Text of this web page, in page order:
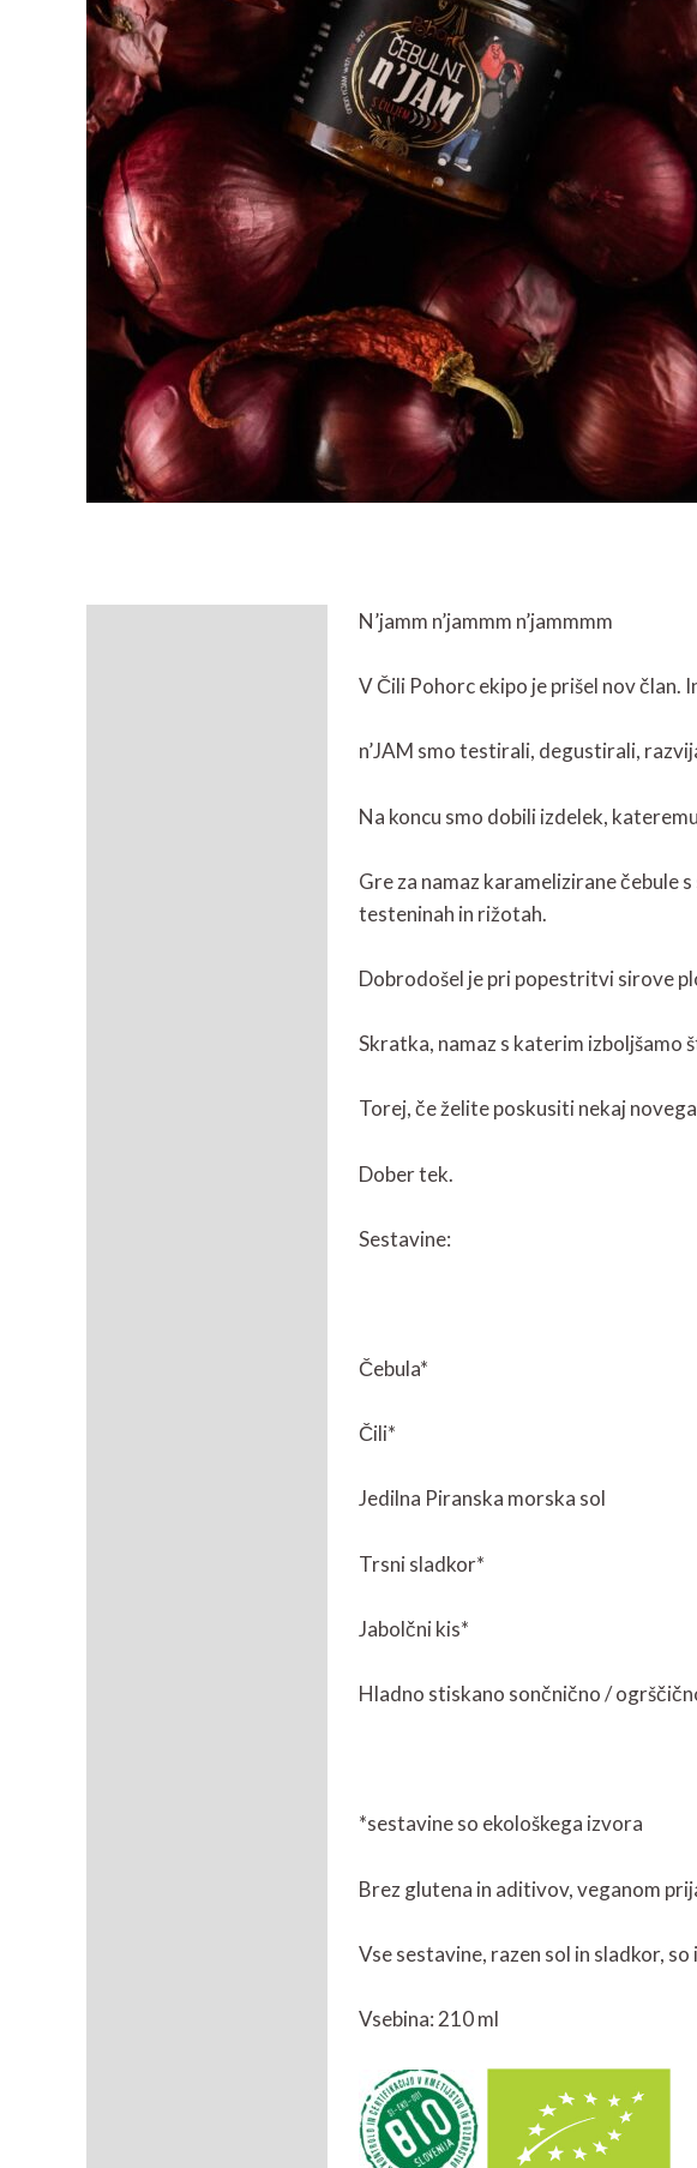
N’jamm n’jammm n’jammmm
V Čili Pohorc ekipo je prišel nov član.
n’JAM smo testirali, degustirali,
Na koncu smo dobili izdelek,
Gre za namaz karamelizirane čebule
testeninah in rižotah.
Dobrodošel je pri popestritvi sirove
Skratka, namaz s katerim izboljšamo
Torej, če želite poskusiti nekaj
Dober tek.
Sestavine:
Čebula*
Čili*
Jedilna Piranska morska sol
Trsni sladkor*
Jabolčni kis*
Hladno stiskano sončnično /
*sestavine so ekološkega izvora
Brez glutena in aditivov, veganom
Vse sestavine, razen sol in sladkor, so
Vsebina: 210 ml